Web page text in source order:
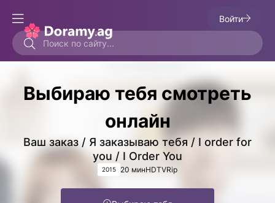
Войти
Выбираю тебя смотреть
онлайн
Ваш заказ / Я заказываю тебя / I order for
you / I Order You
2015 20 минHDTVRip